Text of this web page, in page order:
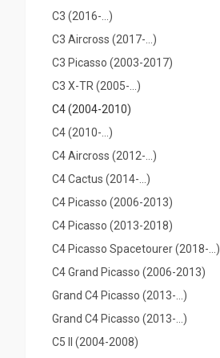
С3 (2016-...)
C3 Aircross (2017-...)
С3 Picasso (2003-2017)
C3 X-TR (2005-...)
С4 (2004-2010)
С4 (2010-...)
C4 Aircross (2012-...)
С4 Cactus (2014-...)
C4 Picasso (2006-2013)
C4 Picasso (2013-2018)
C4 Picasso Spacetourer (2018-...)
C4 Grand Picasso (2006-2013)
Grand С4 Picasso (2013-...)
Grand С4 Picasso (2013-...)
C5 II (2004-2008)